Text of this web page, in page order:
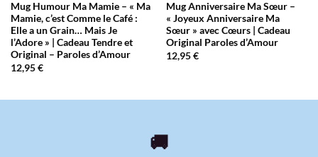
Mug Humour Ma Mamie – « Ma
Mamie, c’est Comme le Café :
Elle a un Grain… Mais Je
l’Adore » | Cadeau Tendre et
Original – Paroles d’Amour
12,95€
Mug Anniversaire Ma Sœur –
« Joyeux Anniversaire Ma
Sœur » avec Cœurs | Cadeau
Original Paroles d’Amour
12,95€
🚚